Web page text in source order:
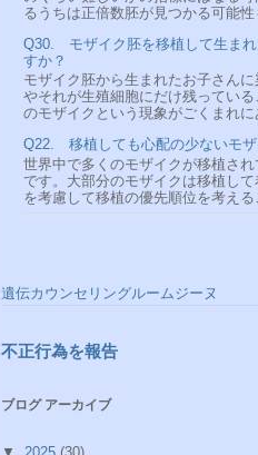
るうちは正倍数胚が見つかる可能
Q30. モザイク胚を移植して生まれ
すか？
モザイク胚から生まれたお子さん
やそれが生殖細胞にだけ残ってい
のモザイクという現象がごくまれ
Q22. 移植しても心配の少ないモザ
世界中で多くのモザイクが移植さ
です。大部分のモザイクは移植し
を考慮して移植の優先順位を考え
遺伝カウンセリングルームジーヌ
不正行為を報告
ブログ アーカイブ